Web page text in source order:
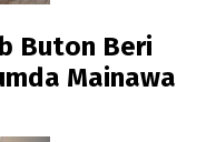
Buton Beri
Mainawa